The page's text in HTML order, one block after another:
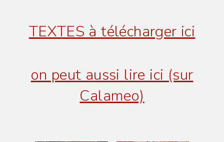
TEXTES à télécharger ici
on peut aussi lire ici (sur
Calameo)